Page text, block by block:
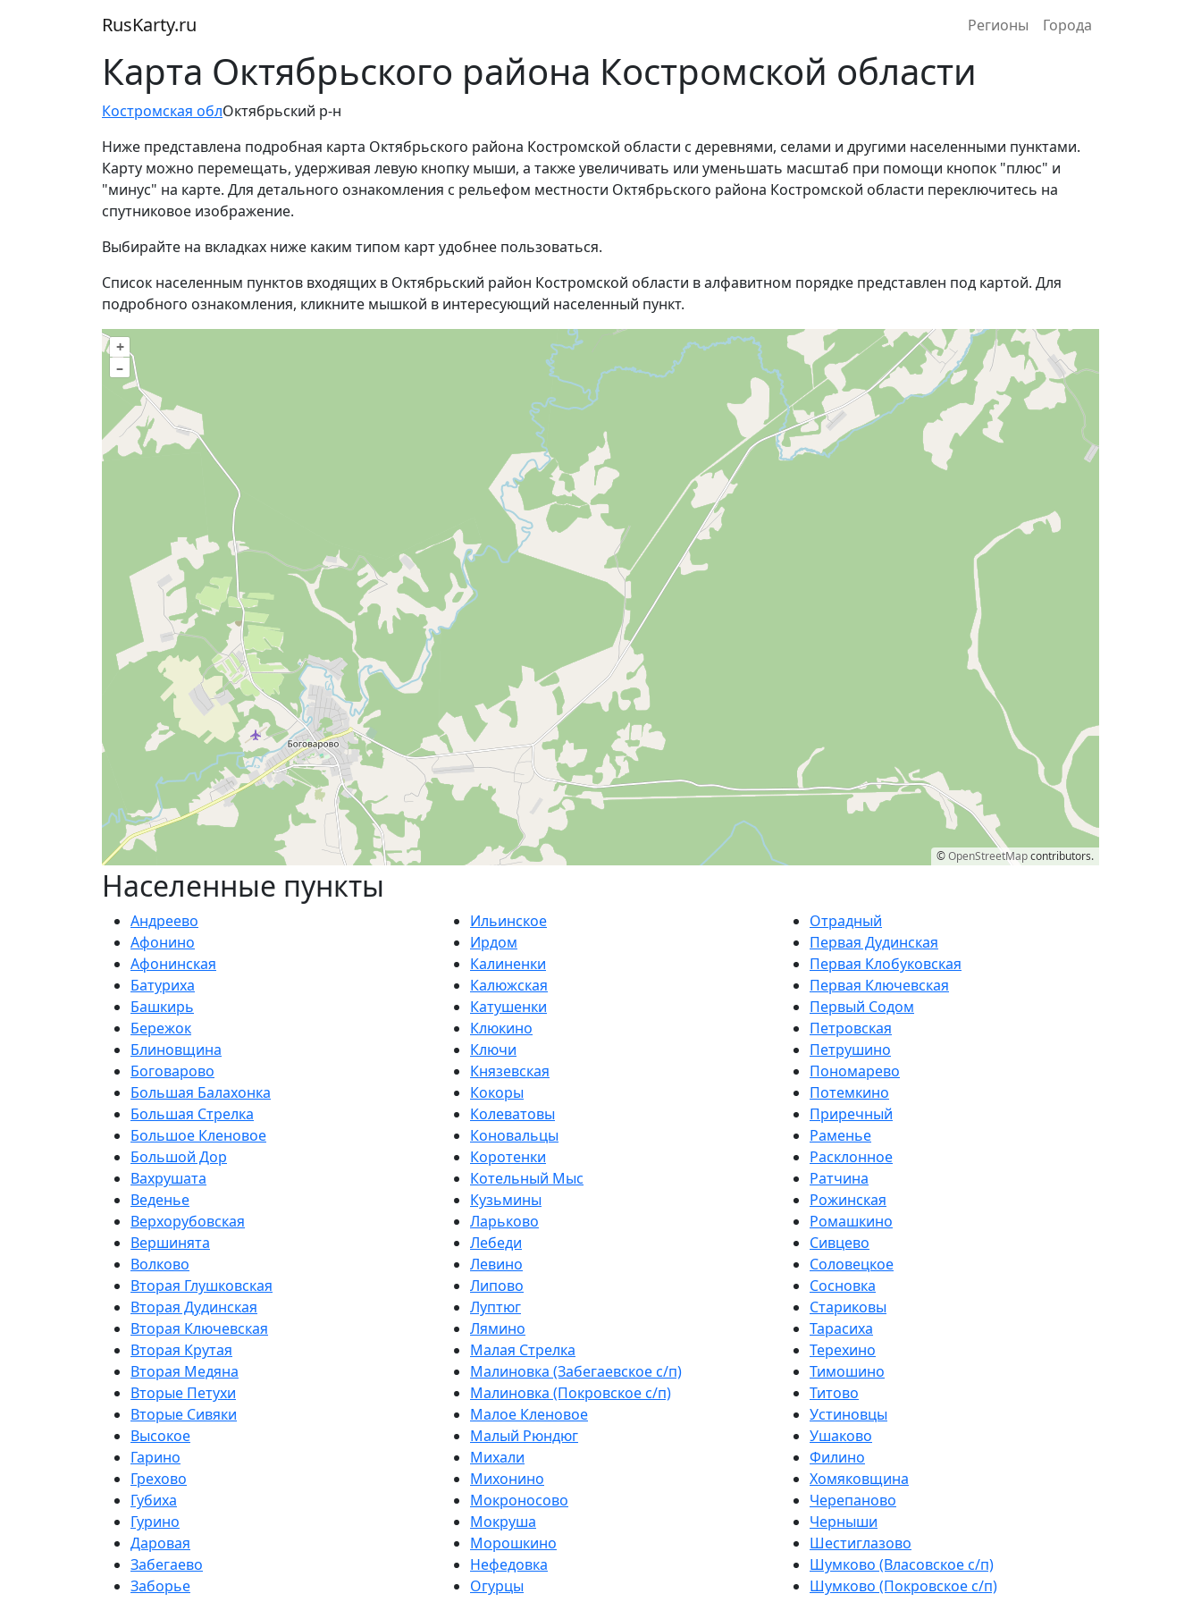
RusKarty.ru Регионы Города
Карта Октябрьского района Костромской области
Костромская облОктябрьский р-н
Ниже представлена подробная карта Октябрьского района Костромской области с деревнями, селами и другими населенными пунктами.
Карту можно перемещать, удерживая левую кнопку мыши, а также увеличивать или уменьшать масштаб при помощи кнопок "плюс" и
"минус" на карте. Для детального ознакомления с рельефом местности Октябрьского района Костромской области переключитесь на
спутниковое изображение.
Выбирайте на вкладках ниже каким типом карт удобнее пользоваться.
Список населенным пунктов входящих в Октябрьский район Костромской области в алфавитном порядке представлен под картой. Для
подробного ознакомления, кликните мышкой в интересующий населенный пункт.
+
–
©OpenStreetMapcontributors.
Населенные пункты
Андреево
Афонино
Афонинская
Батуриха
Башкирь
Бережок
Блиновщина
Боговарово
Большая Балахонка
Большая Стрелка
Большое Кленовое
Большой Дор
Вахрушата
Веденье
Верхорубовская
Вершинята
Волково
Вторая Глушковская
Вторая Дудинская
Вторая Ключевская
Вторая Крутая
Вторая Медяна
Вторые Петухи
Вторые Сивяки
Высокое
Гарино
Грехово
Губиха
Гурино
Даровая
Забегаево
Заборье
Ильинское
Ирдом
Калиненки
Калюжская
Катушенки
Клюкино
Ключи
Князевская
Кокоры
Колеватовы
Коновальцы
Коротенки
Котельный Мыс
Кузьмины
Ларьково
Лебеди
Левино
Липово
Луптюг
Лямино
Малая Стрелка
Малиновка (Забегаевское с/п)
Малиновка (Покровское с/п)
Малое Кленовое
Малый Рюндюг
Михали
Михонино
Мокроносово
Мокруша
Морошкино
Нефедовка
Огурцы
Отрадный
Первая Дудинская
Первая Клобуковская
Первая Ключевская
Первый Содом
Петровская
Петрушино
Пономарево
Потемкино
Приречный
Раменье
Расклонное
Ратчина
Рожинская
Ромашкино
Сивцево
Соловецкое
Сосновка
Стариковы
Тарасиха
Терехино
Тимошино
Титово
Устиновцы
Ушаково
Филино
Хомяковщина
Черепаново
Черныши
Шестиглазово
Шумково (Власовское с/п)
Шумково (Покровское с/п)